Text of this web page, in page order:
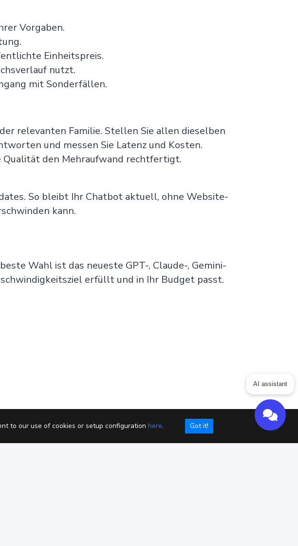
to our use of cookies or setup configuration here. Got it!
Vorgaben.
Einheitspreis.
nutzt.
mit Sonderfällen.
relevanten Familie. Stellen Sie allen dieselben
und messen Sie Latenz und Kosten.
Qualität den Mehraufwand rechtfertigt.
So bleibt Ihr Chatbot aktuell, ohne Website-
kann.
Wahl ist das neueste GPT-, Claude-, Gemini-
erfüllt und in Ihr Budget passt.
AI assistant
Send